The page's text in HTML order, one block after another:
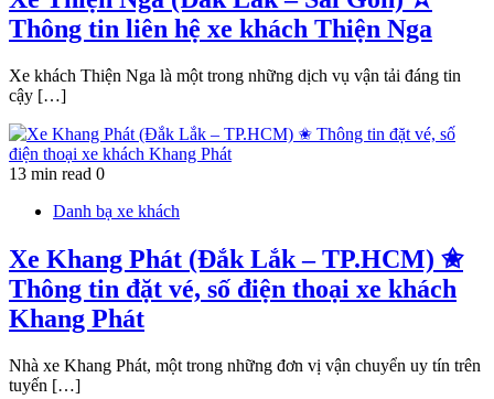
Thông tin liên hệ xe khách Thiện Nga
Xe khách Thiện Nga là một trong những dịch vụ vận tải đáng tin
cậy […]
13 min read 0
Danh bạ xe khách
Xe Khang Phát (Đắk Lắk – TP.HCM) ✬
Thông tin đặt vé, số điện thoại xe khách
Khang Phát
Nhà xe Khang Phát, một trong những đơn vị vận chuyển uy tín trên
tuyến […]